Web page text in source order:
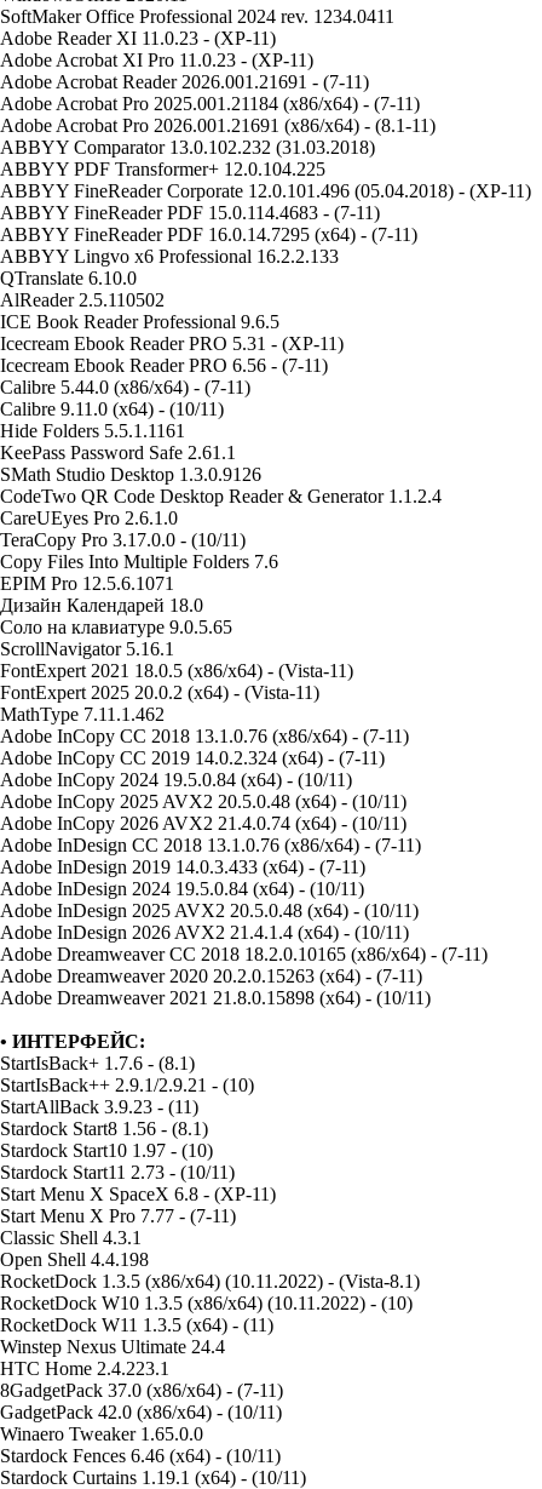
SoftMaker Office Professional 2024 rev. 1234.0411
Adobe Reader XI 11.0.23 - (XP-11)
Adobe Acrobat XI Pro 11.0.23 - (XP-11)
Adobe Acrobat Reader 2026.001.21691 - (7-11)
Adobe Acrobat Pro 2025.001.21184 (x86/x64) - (7-11)
Adobe Acrobat Pro 2026.001.21691 (x86/x64) - (8.1-11)
ABBYY Comparator 13.0.102.232 (31.03.2018)
ABBYY PDF Transformer+ 12.0.104.225
ABBYY FineReader Corporate 12.0.101.496 (05.04.2018) - (XP-11)
ABBYY FineReader PDF 15.0.114.4683 - (7-11)
ABBYY FineReader PDF 16.0.14.7295 (x64) - (7-11)
ABBYY Lingvo x6 Professional 16.2.2.133
QTranslate 6.10.0
AlReader 2.5.110502
ICE Book Reader Professional 9.6.5
Icecream Ebook Reader PRO 5.31 - (XP-11)
Icecream Ebook Reader PRO 6.56 - (7-11)
Calibre 5.44.0 (x86/x64) - (7-11)
Calibre 9.11.0 (x64) - (10/11)
Hide Folders 5.5.1.1161
KeePass Password Safe 2.61.1
SMath Studio Desktop 1.3.0.9126
CodeTwo QR Code Desktop Reader & Generator 1.1.2.4
CareUEyes Pro 2.6.1.0
TeraCopy Pro 3.17.0.0 - (10/11)
Copy Files Into Multiple Folders 7.6
EPIM Pro 12.5.6.1071
Дизайн Календарей 18.0
Соло на клавиатуре 9.0.5.65
ScrollNavigator 5.16.1
FontExpert 2021 18.0.5 (x86/x64) - (Vista-11)
FontExpert 2025 20.0.2 (x64) - (Vista-11)
MathType 7.11.1.462
Adobe InCopy CC 2018 13.1.0.76 (x86/x64) - (7-11)
Adobe InCopy CC 2019 14.0.2.324 (x64) - (7-11)
Adobe InCopy 2024 19.5.0.84 (x64) - (10/11)
Adobe InCopy 2025 AVX2 20.5.0.48 (x64) - (10/11)
Adobe InCopy 2026 AVX2 21.4.0.74 (x64) - (10/11)
Adobe InDesign CC 2018 13.1.0.76 (x86/x64) - (7-11)
Adobe InDesign 2019 14.0.3.433 (x64) - (7-11)
Adobe InDesign 2024 19.5.0.84 (x64) - (10/11)
Adobe InDesign 2025 AVX2 20.5.0.48 (x64) - (10/11)
Adobe InDesign 2026 AVX2 21.4.1.4 (x64) - (10/11)
Adobe Dreamweaver CC 2018 18.2.0.10165 (x86/x64) - (7-11)
Adobe Dreamweaver 2020 20.2.0.15263 (x64) - (7-11)
Adobe Dreamweaver 2021 21.8.0.15898 (x64) - (10/11)
• ИНТЕРФЕЙС:
StartIsBack+ 1.7.6 - (8.1)
StartIsBack++ 2.9.1/2.9.21 - (10)
StartAllBack 3.9.23 - (11)
Stardock Start8 1.56 - (8.1)
Stardock Start10 1.97 - (10)
Stardock Start11 2.73 - (10/11)
Start Menu X SpaceX 6.8 - (XP-11)
Start Menu X Pro 7.77 - (7-11)
Classic Shell 4.3.1
Open Shell 4.4.198
RocketDock 1.3.5 (x86/x64) (10.11.2022) - (Vista-8.1)
RocketDock W10 1.3.5 (x86/x64) (10.11.2022) - (10)
RocketDock W11 1.3.5 (x64) - (11)
Winstep Nexus Ultimate 24.4
HTC Home 2.4.223.1
8GadgetPack 37.0 (x86/x64) - (7-11)
GadgetPack 42.0 (x86/x64) - (10/11)
Winaero Tweaker 1.65.0.0
Stardock Fences 6.46 (x64) - (10/11)
Stardock Curtains 1.19.1 (x64) - (10/11)